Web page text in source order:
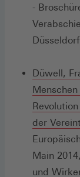
-
Düwell,
der
Main
und